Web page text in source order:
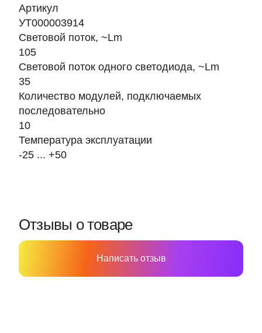
Артикул
УТ000003914
Световой поток, ~Lm
105
Световой поток одного светодиода, ~Lm
35
Количество модулей, подключаемых
последовательно
10
Температура эксплуатации
-25 ... +50
Отзывы о товаре
Написать отзыв